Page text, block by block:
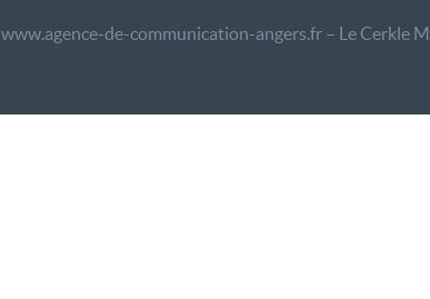
www.agence-de-communication-angers.fr – Le Cerkle